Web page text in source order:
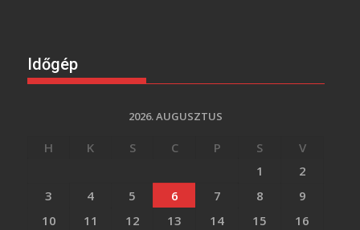
Időgép
2026. AUGUSZTUS
H K S C P S
V
1
2
3
4 5 6 7 8
9
10
11 12 13 14 15
16